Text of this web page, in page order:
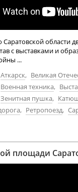
Саратовской области
с выставками и
...
Аткарск, Великая
Военная техника,
Зенитная пушка,
, Ретропоезд,
площади